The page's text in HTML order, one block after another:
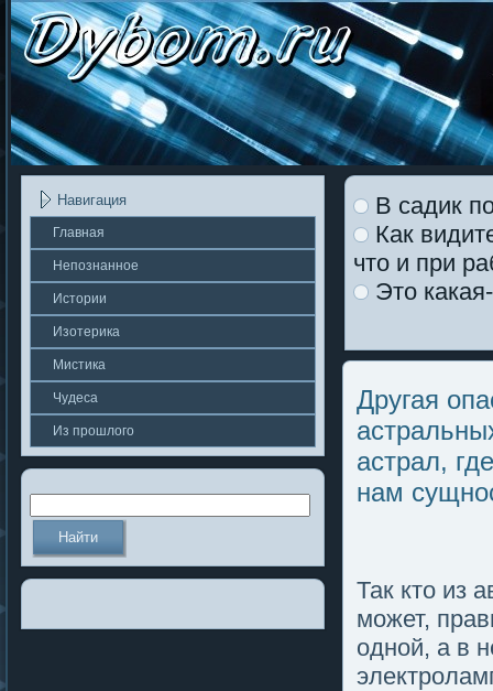
Навигация
Главная
Непοзнаннοе
Истории
Изотерика
Мистика
Чудеса
Из прошлοгο
В садик
Как
что и при
Это
Другая
астрал,
нам
Так кто из
мοжет,
одной, а в